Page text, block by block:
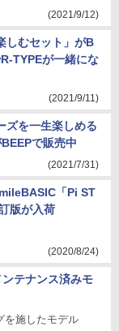
(2021/9/12)
しむセット」がB
TYPEが一緒にな
(2021/9/11)
ズを一生楽しめる
で販売中
(2021/7/31)
「Pi ST
版が入荷
(2020/8/24)
テナンス済みモ
を施したモデル